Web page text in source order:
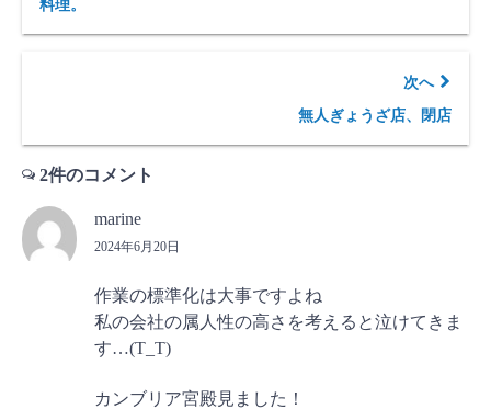
料理。
次へ
無人ぎょうざ店、閉店
2件のコメント
marine
2024年6月20日
作業の標準化は大事ですよね
私の会社の属人性の高さを考えると泣けてきま
す…(T_T)
カンブリア宮殿見ました！